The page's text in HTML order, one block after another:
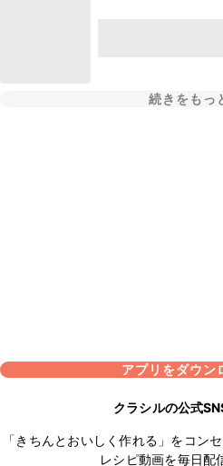
続きをもっ
アプリをダウン
クラシルの公式
「きちんとおいしく作れる」をコン
レシピ動画を毎日配